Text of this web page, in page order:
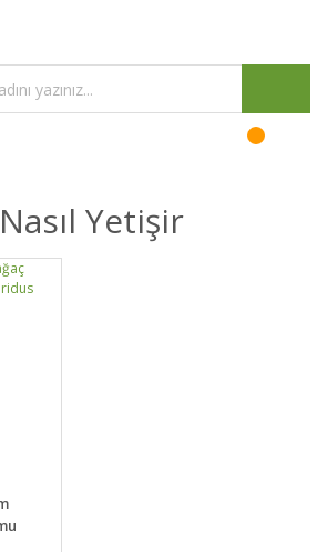
Yetişir